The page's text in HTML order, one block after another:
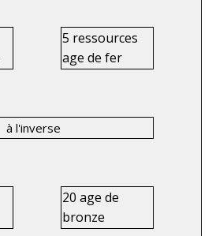
5 ressources
age de fer
à l'inverse
20 age de
bronze